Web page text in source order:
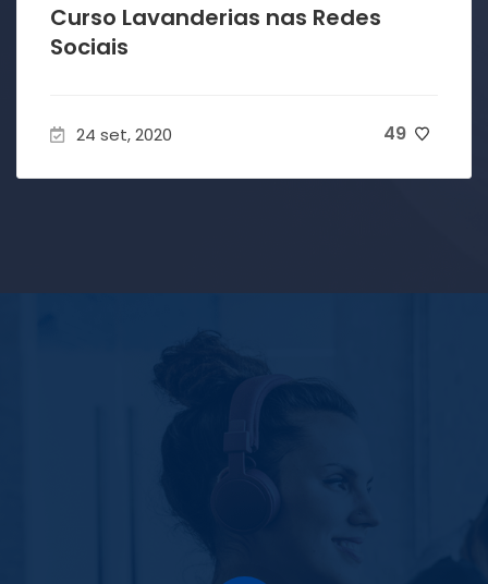
Curso Lavanderias nas Redes
Sociais
24 set, 2020 49